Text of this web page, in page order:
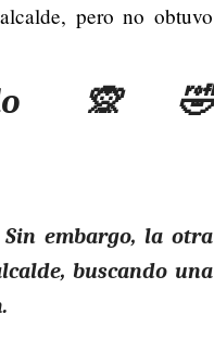
pero no obtuvo
🙊🤣
Sin embargo, la otra
buscando una